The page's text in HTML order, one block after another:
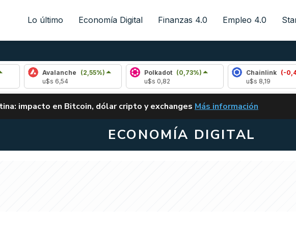
Lo último Economía Digital Finanzas 4.0 Empleo 4.0
Avalanche
(2,55%)
Polkadot (0,73%)
Chainlink (-0,42%)
impacto en Bitcoin, dólar cripto y exchanges CLARITY ACT EN
Más información
ECONOMÍA DIGITAL